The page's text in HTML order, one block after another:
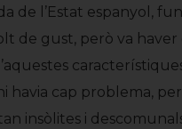
de l’Estat espanyol,
de gust, però va
havia cap problema,
insòlites i